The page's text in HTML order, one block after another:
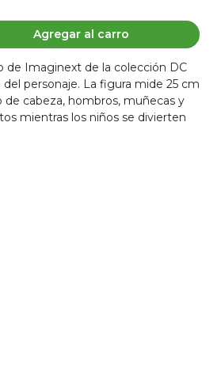
Agregar al carro
de Imaginext de la colección DC
personaje. La figura mide 25 cm
cabeza, hombros, muñecas y
mientras los niños se divierten